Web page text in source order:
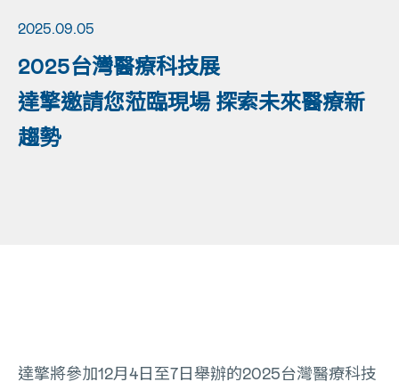
2025.09.05
2025台灣醫療科技展
達擎邀請您蒞臨現場 探索未來醫療新
趨勢
達擎將參加12月4日至7日舉辦的2025台灣醫療科技